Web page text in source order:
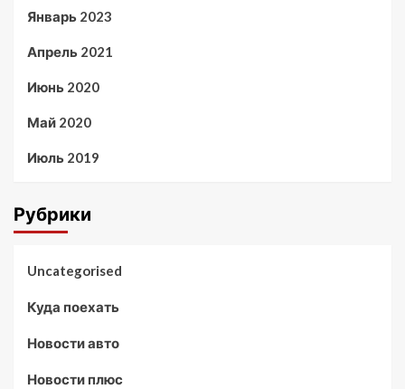
Январь 2023
Апрель 2021
Июнь 2020
Май 2020
Июль 2019
Рубрики
Uncategorised
Куда поехать
Новости авто
Новости плюс